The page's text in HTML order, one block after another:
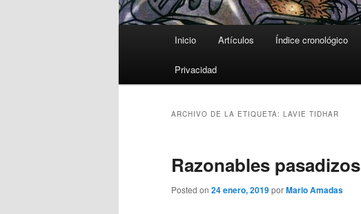
Inicio Artículos Índice cronológico
Privacidad
ARCHIVO DE LA ETIQUETA: LAVIE TIDHAR
Razonables pasadizos
Posted on 24 enero, 2019porMario Amadas